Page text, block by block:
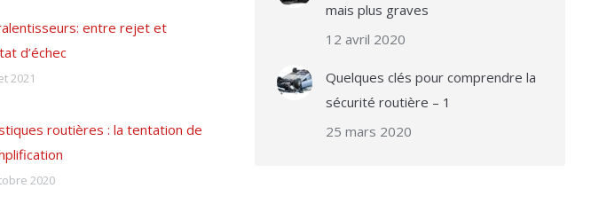
entre rejet et
d’échec
2021
routières : la tentation de
2020
mais plus graves
12 avril 2020
Quelques clés pour comprendre la
sécurité routière – 1
25 mars 2020